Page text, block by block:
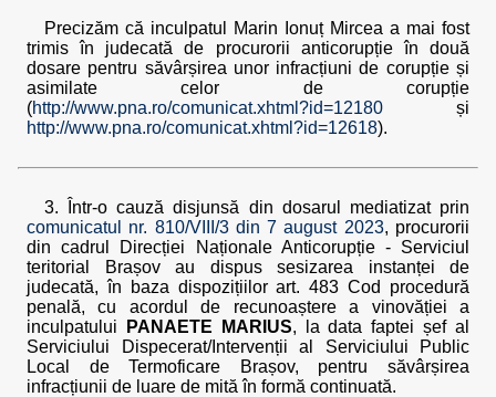
Precizăm că inculpatul Marin Ionuț Mircea a mai fost
trimis în judecată de procurorii anticorupție în două
dosare pentru săvârșirea unor infracțiuni de corupție și
asimilate celor de corupție
(http://www.pna.ro/comunicat.xhtml?id=12180 și
http://www.pna.ro/comunicat.xhtml?id=12618).
3. Într-o cauză disjunsă din dosarul mediatizat prin
comunicatul nr. 810/VIII/3 din 7 august 2023, procurorii
din cadrul Direcției Naționale Anticorupție - Serviciul
teritorial Brașov au dispus sesizarea instanței de
judecată, în baza dispozițiilor art. 483 Cod procedură
penală, cu acordul de recunoaștere a vinovăției a
inculpatului
PANAETE MARIUS, la data faptei șef al
Serviciului Dispecerat/Intervenții al Serviciului Public
Local de Termoficare Brașov, pentru săvârșirea
infracțiunii de luare de mită în formă continuată.